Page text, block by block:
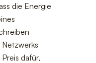
die Energie
dafür,